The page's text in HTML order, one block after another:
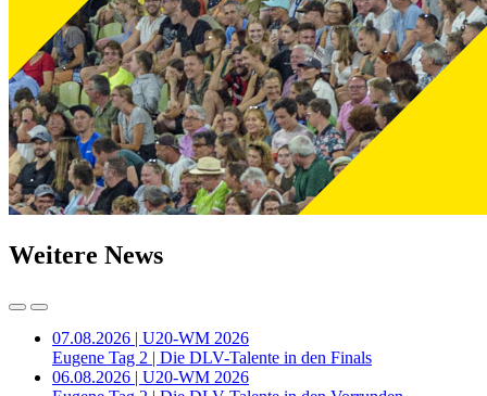
Weitere News
07.08.2026 | U20-WM 2026
Eugene Tag 2 | Die DLV-Talente in den Finals
06.08.2026 | U20-WM 2026